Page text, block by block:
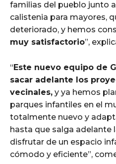
familias del pueblo junto
calistenia para mayores,
deteriorado, y hemos
muy satisfactorio”,
“Este nuevo equipo de
sacar adelante los
vecinales, y ya hemos
parques infantiles en el
totalmente nuevo y
hasta que salga adelante
disfrutar de un espacio
cómodo y eficiente”,